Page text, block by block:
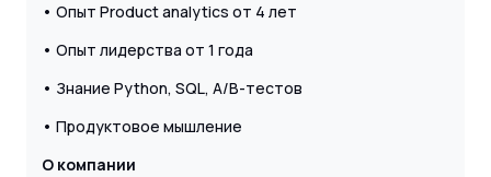
• Опыт Product analytics от 4 лет
• Опыт лидерства от 1 года
• Знание Python, SQL, A/B-тестов
• Продуктовое мышление
О компании